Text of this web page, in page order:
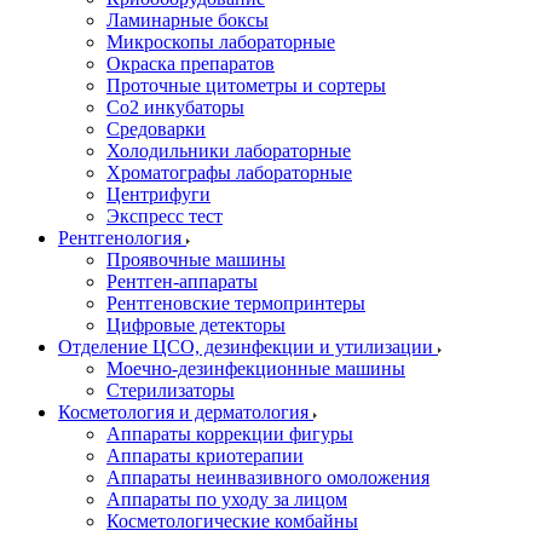
Ламинарные боксы
Микроскопы лабораторные
Окраска препаратов
Проточные цитометры и сортеры
Со2 инкубаторы
Средоварки
Холодильники лабораторные
Хроматографы лабораторные
Центрифуги
Экспресс тест
Рентгенология
Проявочные машины
Рентген-аппараты
Рентгеновские термопринтеры
Цифровые детекторы
Отделение ЦСО, дезинфекции и утилизации
Моечно-дезинфекционные машины
Стерилизаторы
Косметология и дерматология
Аппараты коррекции фигуры
Аппараты криотерапии
Аппараты неинвазивного омоложения
Аппараты по уходу за лицом
Косметологические комбайны